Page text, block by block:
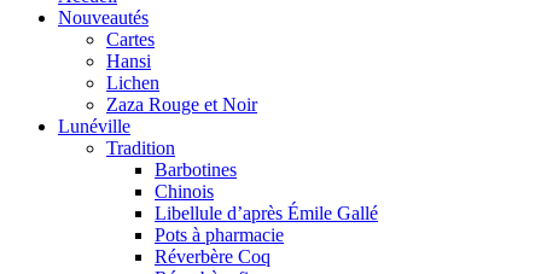
Nouveautés
Cartes
Hansi
Lichen
Zaza Rouge et Noir
Lunéville
Tradition
Barbotines
Chinois
Libellule d’après Émile Gallé
Pots à pharmacie
Réverbère Coq